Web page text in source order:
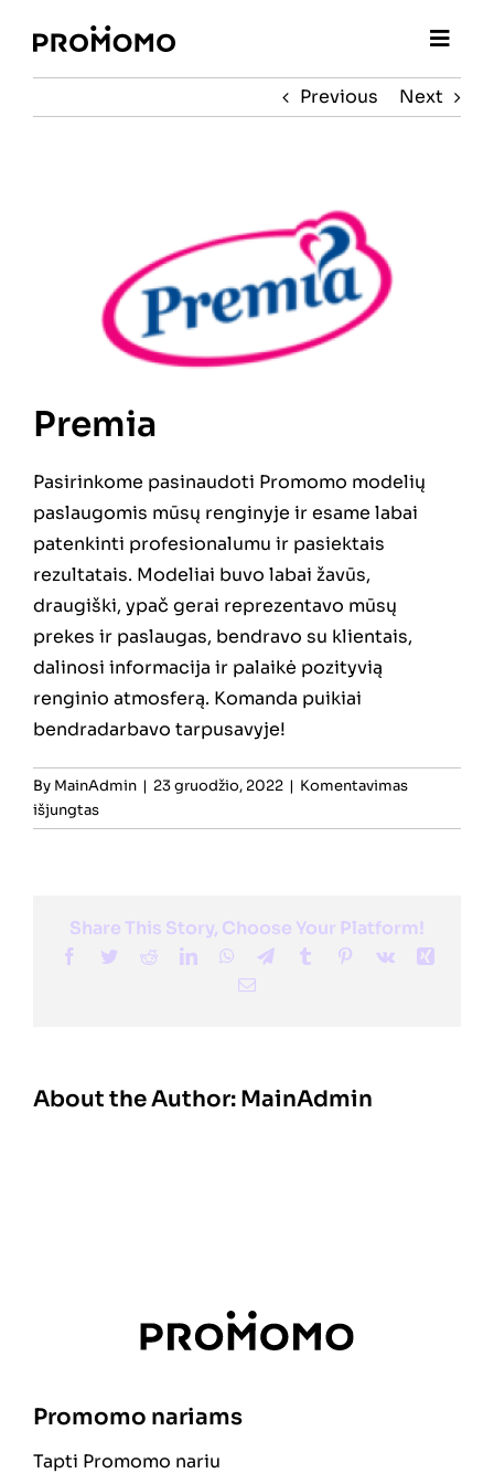
content
Previous
Next
Premia
Pasirinkome pasinaudoti Promomo modelių
paslaugomis mūsų renginyje ir esame labai
patenkinti profesionalumu ir pasiektais
rezultatais. Modeliai buvo labai žavūs,
draugiški, ypač gerai reprezentavo mūsų
prekes ir paslaugas, bendravo su klientais,
dalinosi informacija ir palaikė pozityvią
renginio atmosferą. Komanda puikiai
bendradarbavo tarpusavyje!
By MainAdmin | 23 gruodžio, 2022 | Komentavimas
išjungtasįraše
Premia
Share This Story, Choose Your Platform!
Facebook
TwitterRedditLinkedInWhatsApp
TelegramTumblr Pinterest
Vk
Email
About the Author: MainAdmin
Promomo nariams
Tapti Promomo nariu